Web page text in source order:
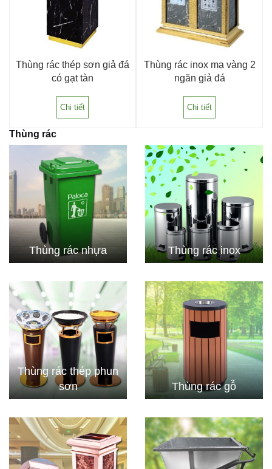
Thùng rác thép sơn giả đá
có gạt tàn
Chi tiết
Thùng rác inox mạ vàng 2
ngăn giả đá
Chi tiết
Thùng rác
Thùng rác nhựa Thùng rác inox
Thùng rác thép phun
sơn
Thùng rác gỗ